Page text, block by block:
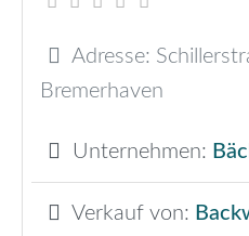
Adresse:
Bremerhaven
Unternehmen:
Verkauf von: